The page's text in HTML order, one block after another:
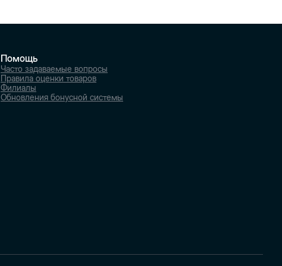
Помощь
Часто задаваемые вопросы
Правила оценки товаров
Филиалы
Обновления бонусной системы